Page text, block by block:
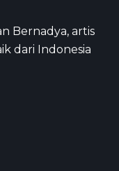
Bernadya, artis
dari Indonesia